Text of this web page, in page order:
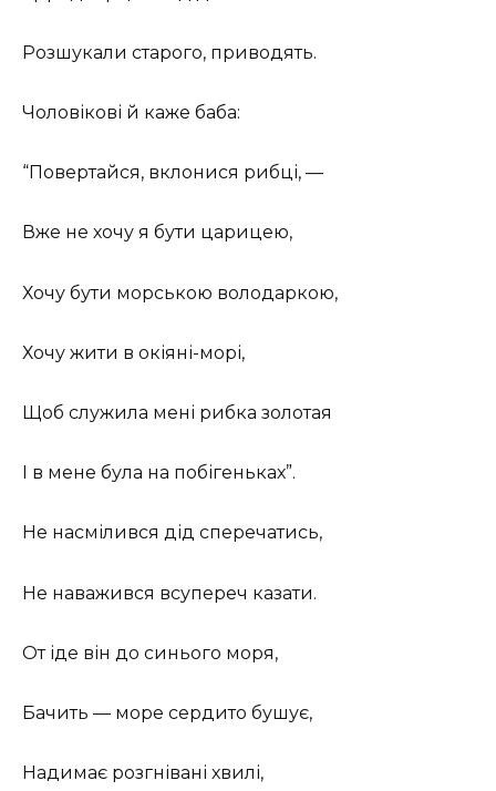
Розшукали старого, приводять.
Чоловікові й каже баба:
“Повертайся, вклонися рибці, —
Вже не хочу я бути царицею,
Хочу бути морською володаркою,
Хочу жити в окіяні-морі,
Щоб служила мені рибка золотая
І в мене була на побігеньках”.
Не насмілився дід сперечатись,
Не наважився всупереч казати.
От іде він до синього моря,
Бачить — море сердито бушує,
Надимає розгнівані хвилі,